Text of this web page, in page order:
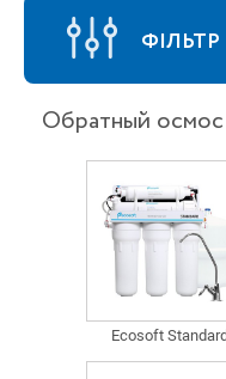
ФІЛЬТР
Обратный
Ecosoft Standard